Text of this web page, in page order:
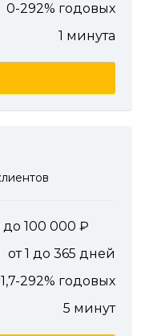
0-292% годовых
1 минута
до 100 000
от 1 до 365 дней
292% годовых
5 минут